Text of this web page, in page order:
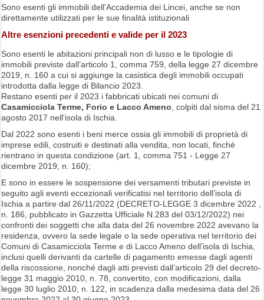
Sono esenti gli immobili dell'Accademia dei Lincei, anche se non
direttamente utilizzati per le sue finalità istituzionali
Altre esenzioni precedenti e valide per il 2023
Sono esenti le abitazioni principali non di lusso e le tipologie di
immobili previste dall’articolo 1, comma 759, della legge 27 dicembre
2019, n. 160 a cui si aggiunge la casistica degli immobili occupati
introdotta dalla legge di Bilancio 2023.
Restano esenti per il 2023 i fabbricati ubicati nei comuni di
Casamicciola Terme, Forio e Lacco Ameno , colpiti dal sisma del 21
agosto 2017 nell'isola di Ischia.
Dal 2022 sono esenti i beni merce ossia gli immobili di proprietà di
imprese edili, costruiti e destinati alla vendita, non locati, finché
rientrano in questa condizione (art. 1, comma 751 - Legge 27
dicembre 2019, n. 160);
E sono in essere le sospensione dei versamenti tributari previste in
seguito agli eventi eccezionali verificatisi nel territorio dell’isola di
Ischia a partire dal 26/11/2022 (DECRETO-LEGGE 3 dicembre 2022 ,
n. 186, pubblicato in Gazzetta Ufficiale N.283 del 03/12/2022) nei
confronti dei soggetti che alla data del 26 novembre 2022 avevano la
residenza, ovvero la sede legale o la sede operativa nel territorio dei
Comuni di Casamicciola Terme e di Lacco Ameno dell’isola di Ischia,
inclusi quelli derivanti da cartelle di pagamento emesse dagli agenti
della riscossione, nonché dagli atti previsti dall’articolo 29 del decreto-
legge 31 maggio 2010, n. 78, convertito, con modificazioni, dalla
legge 30 luglio 2010, n. 122, in scadenza dalla medesima data del 26